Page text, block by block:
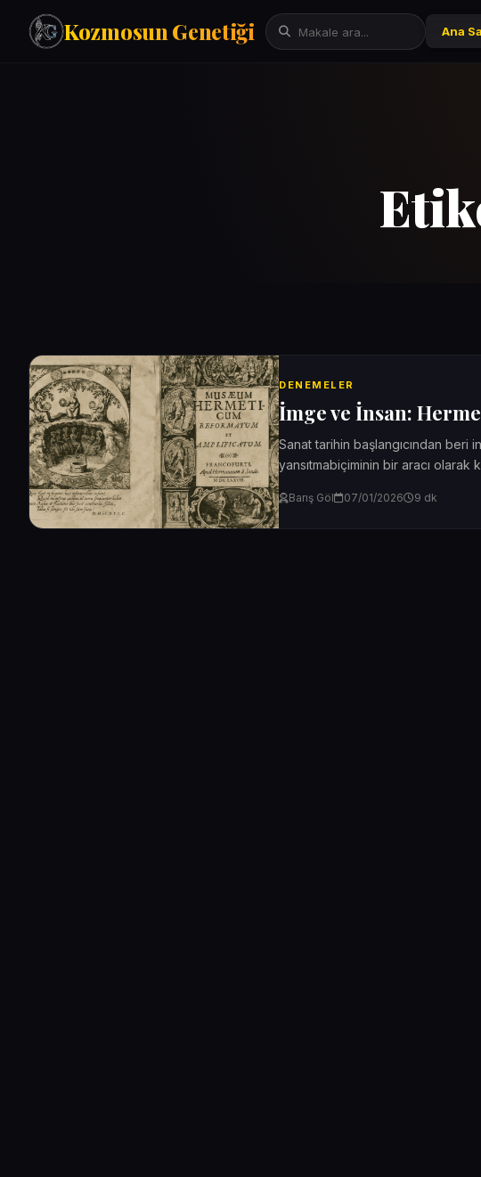
Kozmosun Genetiği Ana
Psikoloji
DENEMELER
İmge ve İnsan:
Sanat tarihin başlangıcından beri
yansıtmabiçiminin bir aracı olarak
Barış Göl 07/01/2026 9 dk